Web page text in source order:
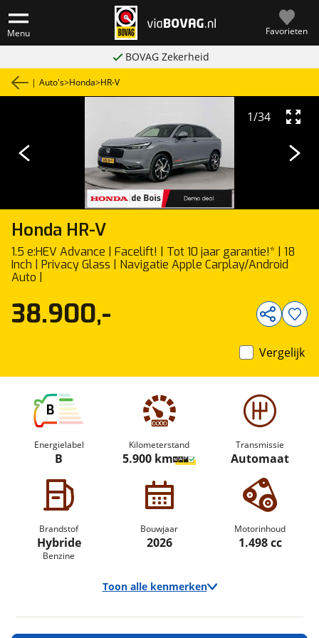
Menu Favorieten
BOVAG Zekerheid
| Auto's>Honda>HR-V
Honda HR-V
1.5 e:HEV Advance | Facelift! | Tot 10 jaar garantie!* | 18
Inch | Privacy Glass | Navigatie Apple Carplay/Android
Auto |
1/34
B
Energielabel
B
Kilometerstand
5.900 km
Transmissie
Automaat
Brandstof
Hybride
Benzine
Bouwjaar
2026
Motorinhoud
1.498 cc
Toon alle kenmerken
38.900,-
Vergelijk